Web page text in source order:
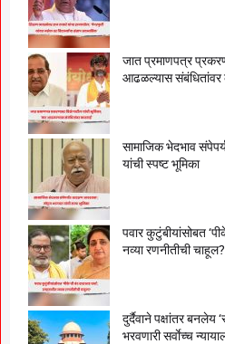
जात प्रमाणपत्र
आढळल्यास संबंधितांवर
सामाजिक भेदभाव
यांची स्पष्ट भूमिका
पवार कुटुंबीयांसोबत
नव्या रणनीतीची चाहूल?
दुर्दैवाने पक्षांतर बनलेय
भरवणारी सर्वाेच्च